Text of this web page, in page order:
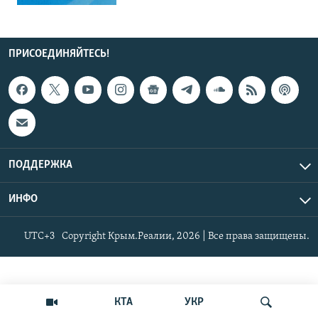
КТА УКР
ПРИСОЕДИНЯЙТЕСЬ!
ПОДДЕРЖКА
ИНФО
Copyright Крым.Реалии, 2026 | Все права защищены.
UTC+3